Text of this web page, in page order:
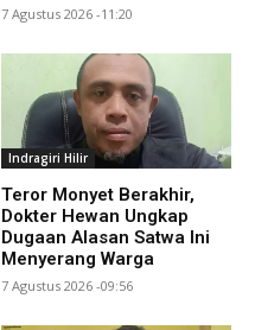
7 Agustus 2026 -11:20
Indragiri Hilir
Teror Monyet Berakhir,
Dokter Hewan Ungkap
Dugaan Alasan Satwa Ini
Menyerang Warga
7 Agustus 2026 -09:56